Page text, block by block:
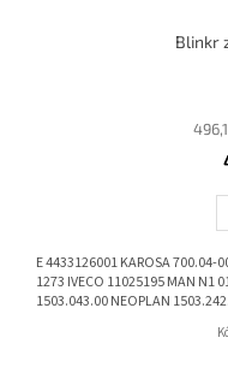
Blinkr
E 4433126001 KAROSA 700.04-
1273 IVECO 11025195 MAN N1
1503.043.00 NEOPLAN